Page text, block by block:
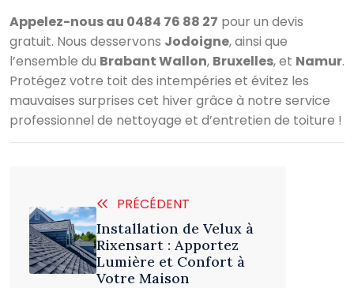
Appelez-nous au 0484 76 88 27 pour un devis
gratuit. Nous desservons Jodoigne, ainsi que
l’ensemble du Brabant Wallon, Bruxelles, et Namur.
Protégez votre toit des intempéries et évitez les
mauvaises surprises cet hiver grâce à notre service
professionnel de nettoyage et d’entretien de toiture !
PRÉCÉDENT
Installation de Velux à
Rixensart : Apportez
Lumière et Confort à
Votre Maison